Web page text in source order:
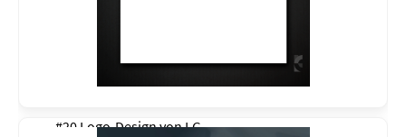
#20 Logo-Design vonLG